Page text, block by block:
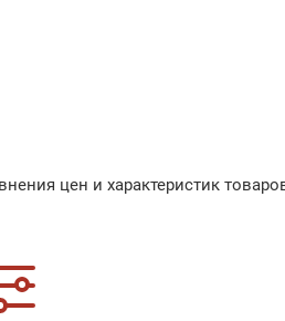
цен и характеристик